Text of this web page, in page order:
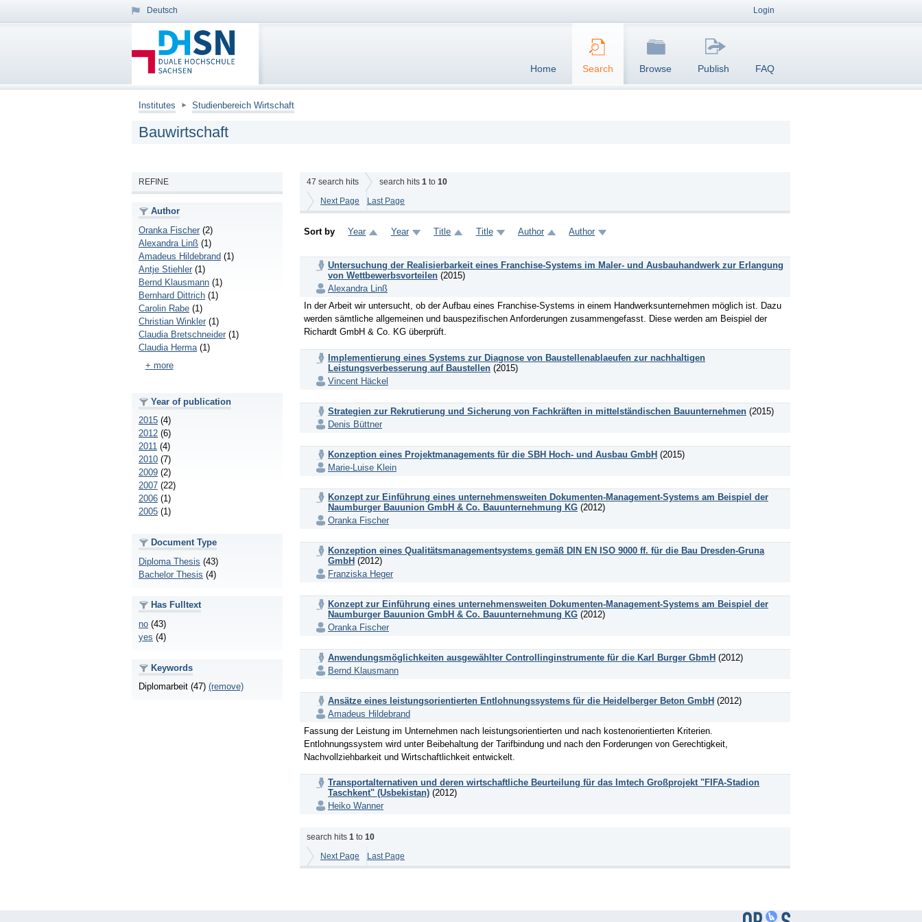
Deutsch Login
Home Search Browse Publish FAQ
Institutes Studienbereich Wirtschaft
Bauwirtschaft
REFINE
Author
Oranka Fischer(2)
Alexandra Linß (1)
Amadeus Hildebrand (1)
Antje Stiehler (1)
Bernd Klausmann (1)
Bernhard Dittrich (1)
Carolin Rabe (1)
Christian Winkler (1)
Claudia Bretschneider (1)
Claudia Herma (1)
+ more
Year of publication
2015 (4)
2012 (6)
2011 (4)
2010 (7)
2009 (2)
2007 (22)
2006 (1)
2005 (1)
Document Type
Diploma Thesis (43)
Bachelor Thesis (4)
Has Fulltext
no (43)
yes (4)
Keywords
Diplomarbeit (47) (remove)
47 search hits search hits 1 to 10
Next Page
Last Page
Sort by Year Year Title Title Author Author
Untersuchung der Realisierbarkeit eines Franchise-Systems im Maler- und Ausbauhandwerk zur Erlangung
von Wettbewerbsvorteilen (2015)
Alexandra Linß
In der Arbeit wir untersucht, ob der Aufbau eines Franchise-Systems in einem Handwerksunternehmen möglich ist. Dazu
werden sämtliche allgemeinen und bauspezifischen Anforderungen zusammengefasst. Diese werden am Beispiel der
Richardt GmbH & Co. KG überprüft.
Implementierung eines Systems zur Diagnose von Baustellenablaeufen zur nachhaltigen
Leistungsverbesserung auf Baustellen (2015)
Vincent Häckel
Strategien zur Rekrutierung und Sicherung von Fachkräften in mittelständischen Bauunternehmen (2015)
Denis Büttner
Konzeption eines Projektmanagements für die SBH Hoch- und Ausbau GmbH (2015)
Marie-Luise Klein
Konzept zur Einführung eines unternehmensweiten Dokumenten-Management-Systems am Beispiel der
Naumburger Bauunion GmbH & Co. Bauunternehmung KG (2012)
Oranka Fischer
Konzeption eines Qualitätsmanagementsystems gemäß DIN EN ISO 9000 ff. für die Bau Dresden-Gruna
GmbH (2012)
Franziska Heger
Konzept zur Einführung eines unternehmensweiten Dokumenten-Management-Systems am Beispiel der
Naumburger Bauunion GmbH & Co. Bauunternehmung KG (2012)
Oranka Fischer
Anwendungsmöglichkeiten ausgewählter Controllinginstrumente für die Karl Burger GbmH (2012)
Bernd Klausmann
Ansätze eines leistungsorientierten Entlohnungssystems für die Heidelberger Beton GmbH (2012)
Amadeus Hildebrand
Fassung der Leistung im Unternehmen nach leistungsorientierten und nach kostenorientierten Kriterien.
Entlohnungssystem wird unter Beibehaltung der Tarifbindung und nach den Forderungen von Gerechtigkeit,
Nachvollziehbarkeit und Wirtschaftlichkeit entwickelt.
Transportalternativen und deren wirtschaftliche Beurteilung für das Imtech Großprojekt "FIFA-Stadion
Taschkent" (Usbekistan) (2012)
Heiko Wanner
search hits 1 to 10
Next Page
Last Page